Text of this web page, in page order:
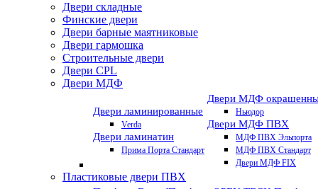
Двери складные
Финские двери
Двери барные маятниковые
Двери гармошка
Строительные двери
Двери CРL
Двери МДФ
Двери ламинированные
Verda
Двери ламинатин
Прима Порта Стандарт
Двери МДФ
Ньюдор
Двери МДФ ПВХ
МДФ ПВХ Эльпорта
МДФ ПВХ Стандарт
Двери МДФ FIX
Пластиковые двери ПВХ